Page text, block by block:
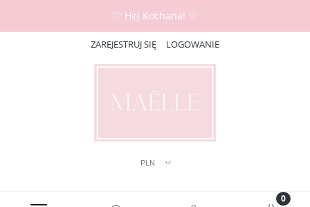
♡ Hej Kochana! ♡
ZAREJESTRUJ SIĘ LOGOWANIE